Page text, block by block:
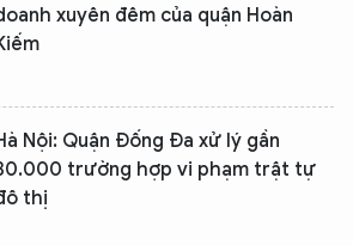
xuyên đêm của quận Hoàn
Nội: Quận Đống Đa xử lý gần
trường hợp vi phạm trật tự
thị